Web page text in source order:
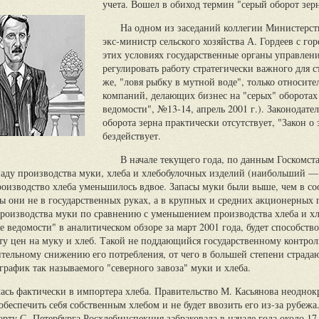
учета. Вошел в обиход термин "серый оборот
На одном из заседаний коллегии
экс-министр сельского хозяйства А. Гордеев с
этих условиях государственные органы
регулировать работу стратегически важного
же, "ловя рыбку в мутной воде", только
компаний, делающих бизнес на "серых" оборотах
ведомости", №13-14, апрель 2001 г.).
оборота зерна практически отсутствует, "Закон
бездействует.
В начале текущего года, по данным
производства муки, хлеба и хлебобулочных изделий
хлеба уменьшилось вдвое. Запасы муки были выше, чем в
они не в государственных руках, а в крупных и средних акционерных
муки по сравнению с уменьшением производства хлеба и
ведомости" в аналитическом обзоре за март 2001 года, будет
цен на муку и хлеб. Такой не поддающийся государственному
снижению его потребления, от чего в большей степени
так называемого "северного завоза" муки и хлеба.
фактически в импортера хлеба. Правительство М. Касьянова
себя собственным хлебом и не будет ввозить его из-за